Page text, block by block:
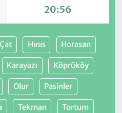
20:56
Çat Hınıs Horasan
Karayazı Köprüköy
Olur Pasinler
Tekman Tortum